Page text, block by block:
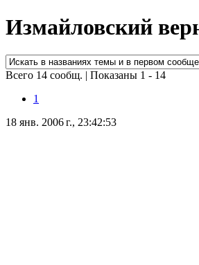
Измайловский
Всего 14 сообщ. | Показаны 1 - 14
1
18 янв. 2006 г., 23:42:53